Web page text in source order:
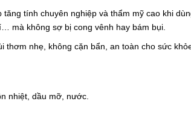
tính chuyên nghiệp và thẩm mỹ cao khi
mà không sợ bị cong vênh hay bám bụi.
thơm nhẹ, không cặn bẩn, an toàn cho sức
nhiệt, dầu mỡ, nước.